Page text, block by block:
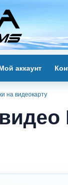
аккаунт
на видеокарту